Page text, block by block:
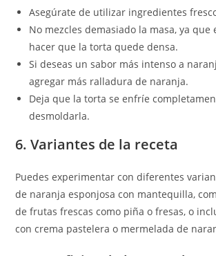
Asegúrate de utilizar ingredientes
No mezcles demasiado la masa, ya que
hacer que la torta quede densa.
Si deseas un sabor más intenso a
agregar más ralladura de naranja.
Deja que la torta se enfríe
desmoldarla.
6. Variantes de la receta
Puedes experimentar con diferentes
de naranja esponjosa con mantequilla,
de frutas frescas como piña o fresas, o
con crema pastelera o mermelada de